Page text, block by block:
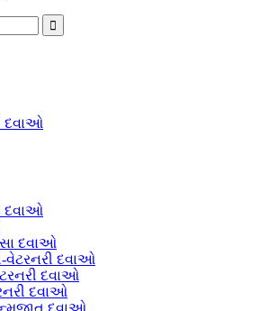
દવાઓ
દવાઓ
દવાઓ
વેટરનરી દવાઓ
દવાઓ
દવાઓ
દવાઓ